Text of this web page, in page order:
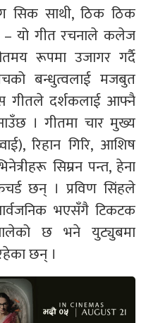
सिक साथी, ठिक ठिक
यो गीत रचनाले कलेज
रूपमा उजागर गर्दै
बन्धुत्वलाई मजबुत
गीतले दर्शकलाई आफ्नै
। गीतमा चार मुख्य
रिहान गिरि, आशिष
सिम्रन पन्त, हेना
छन् । प्रविण सिंहले
भएसँगै टिकटक
छ भने युट्युबमा
छन् ।